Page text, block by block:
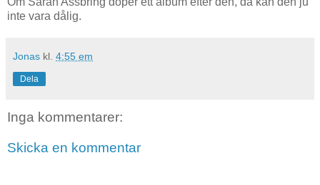
inte vara dålig.
Jonas kl. 4:55 em
Dela
Inga kommentarer:
Skicka en kommentar